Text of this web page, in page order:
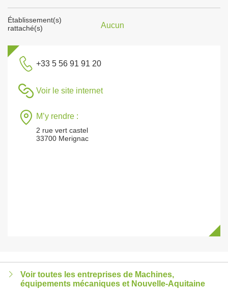
Établissement(s)
rattaché(s)
Aucun
+33 5 56 91 91 20
Voir le site internet
M’y rendre :
2 rue vert castel
33700 Merignac
Voir toutes les entreprises de Machines,
équipements mécaniques et Nouvelle-Aquitaine